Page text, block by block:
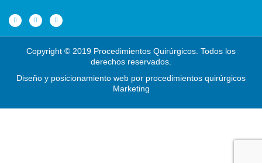
F
a
b
I
n
a
a
Y
o
u
e
Copyright © 2019 Procedimientos Quirúrgicos. Todos los
derechos reservados.
Diseño y posicionamiento web por procedimientos quirúrgicos
Marketing